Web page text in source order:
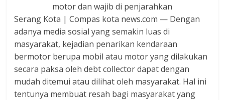
secara
cerdas,
dan
berimbang.
motor dan wajib di penjarahkan
Serang Kota | Compas kota news.com — Dengan
adanya media sosial yang semakin luas di
masyarakat, kejadian penarikan kendaraan
bermotor berupa mobil atau motor yang dilakukan
secara paksa oleh debt collector dapat dengan
mudah ditemui atau dilihat oleh masyarakat. Hal ini
tentunya membuat resah bagi masyarakat yang